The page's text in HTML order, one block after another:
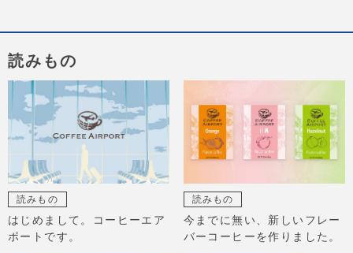
読みもの
読みもの
はじめまして。コーヒーエア
ポートです。
読みもの
今までに無い、新しいフレー
バーコーヒーを作りました。